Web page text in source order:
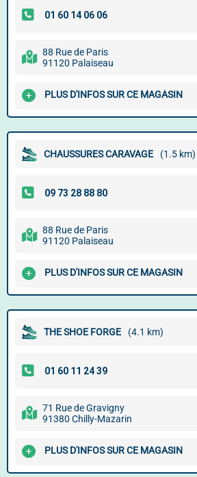
88 Rue de Paris
91120 Palaiseau
PLUS D'INFOS SUR CE MAGASIN
CHAUSSURES CARAVAGE (1.5 km)
88 Rue de Paris
91120 Palaiseau
PLUS D'INFOS SUR CE MAGASIN
THE SHOE FORGE (4.1 km)
71 Rue de Gravigny
91380 Chilly-Mazarin
PLUS D'INFOS SUR CE MAGASIN